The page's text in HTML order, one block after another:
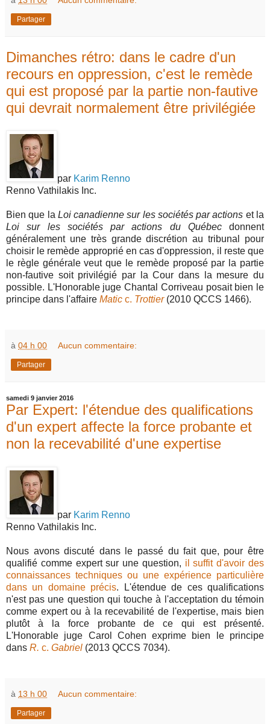
Partager
Dimanches rétro: dans le cadre d'un
recours en oppression, c'est le remède
qui est proposé par la partie non-fautive
qui devrait normalement être privilégiée
par Karim Renno
Renno Vathilakis Inc.
Bien que la Loi canadienne sur les sociétés par actions et la
Loi sur les sociétés par actions du Québec donnent
généralement une très grande discrétion au tribunal pour
choisir le remède approprié en cas d'oppression, il reste que
le règle générale veut que le remède proposé par la partie
non-fautive soit privilégié par la Cour dans la mesure du
possible. L'Honorable juge Chantal Corriveau posait bien le
principe dans l'affaire Matic c. Trottier(2010 QCCS 1466).
à 04 h 00 Aucun commentaire:
Partager
samedi 9 janvier 2016
Par Expert: l'étendue des qualifications
d'un expert affecte la force probante et
non la recevabilité d'une expertise
par Karim Renno
Renno Vathilakis Inc.
Nous avons discuté dans le passé du fait que, pour être
qualifié comme expert sur une question, il suffit d'avoir des
connaissances techniques ou une expérience particulière
dans un domaine précis. L'étendue de ces qualifications
n'est pas une question qui touche à l'acceptation du témoin
comme expert ou à la recevabilité de l'expertise, mais bien
plutôt à la force probante de ce qui est présenté.
L'Honorable juge Carol Cohen exprime bien le principe
dans R. c. Gabriel (2013 QCCS 7034).
à 13 h 00 Aucun commentaire:
Partager